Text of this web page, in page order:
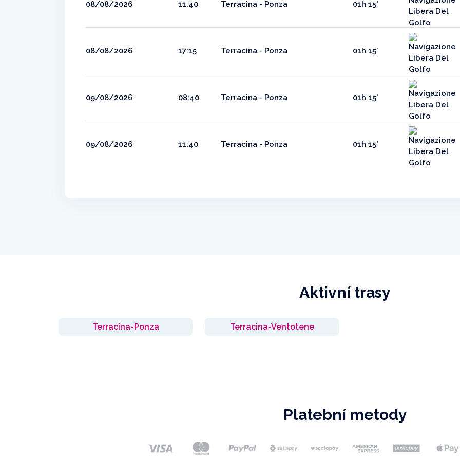
08/08/2026 11:40 Terracina - Ponza 01h 15'
08/08/2026 17:15 Terracina - Ponza 01h 15'
09/08/2026 08:40 Terracina - Ponza 01h 15'
09/08/2026 11:40 Terracina - Ponza 01h 15'
Aktivní trasy
Terracina-Ponza Terracina-Ventotene
Platební metody